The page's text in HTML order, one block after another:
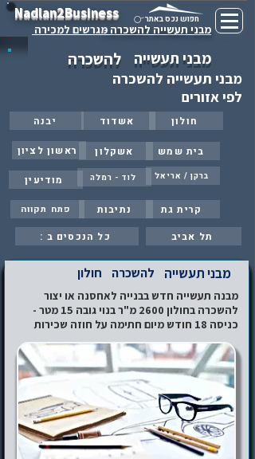
Nadlan2Business חפוש נכס באתר
מבני תעשייה להשכרה -מגרשים למכירה
מבני תעשייה להשכרה
מבני תעשייה להשכרה
לפי אזורים
חולון אשדוד יבנה
בית שמש אשקלון ראשון לציון
ברקן / אריאל לוד - רמלה מודיעין
קרית גת נתיבות פתח תקווה
תל אביב : כל הנכסים ב
חולון להשכרה מבני תעשייה
מבנה תעשייה חדש בבנייה לאחסנה או יצור
להשכרה בחולון 2600 מ"ר בנוי גובה 15 מטר -
כניסה 18 חודש מיום חתימה על חוזה שכירות